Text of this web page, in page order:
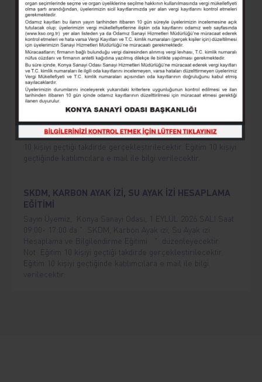
Sayın Üyemiz, Konya Sanayi Odası, 12 Ağustos 2026
Çarşamba, saat 09.00-17.00’da “Akıllı Tarım Makineleri ve
Otomasyon” eğitimi düzenleyecektir. Eğitim herkes için
ücretsizdir.
GIDA ÜRETİMİNDE: KALİTE, STANDART VE
SERTİFİKASYON
Sayın Üyemiz, Konya Sanayi Odası, 26 AĞUSTOS 2026
ÇARŞAMBA Saat 09:00- 17:00 da " GIDA ÜRETİMİNDE;
KALİTE, STANDART VE
SERTİFİKASYON Eğitimi " düzenleyecektir. Not: Eğitim
10 kişiyi geçtiği takdirde gerçekleştirilecektir. Eğitim 10 kişiyi
geçtiğinde katılımcılara e mail ile bilgi verilecektir.
SKDM, KARBON AYAK İZİ, SU AYAK İZİ HESAPLAMA
EĞİTİMİ
Sayın Üyemiz, Konya Sanayi Odası, 1 EYLÜL 2026 SALI Saat
09:00- 17:00 da " SKDM, Karbon Ayak izi, Su Ayak izi
Hesaplama ve Bilgilendirme Eğitimi " düzenleyecektir.
Not: Eğitim 10 kişiyi geçtiği takdirde gerçekleştirilecektir.
Eğitim 10 kişiyi geçtiğinde katılımcılara e mail ile bilgi
verilecektir.